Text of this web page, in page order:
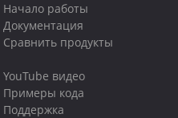
Начало работы
Документация
Сравнить продукты
YouTube видео
Примеры кода
Поддержка